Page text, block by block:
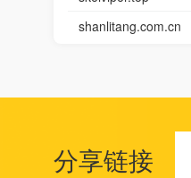
shanlitang.com.cn
分享链接